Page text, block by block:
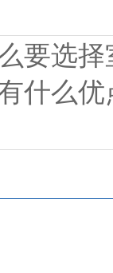
要选
什么优